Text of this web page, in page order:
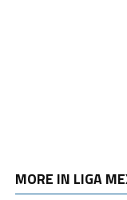
MORE IN LIGA